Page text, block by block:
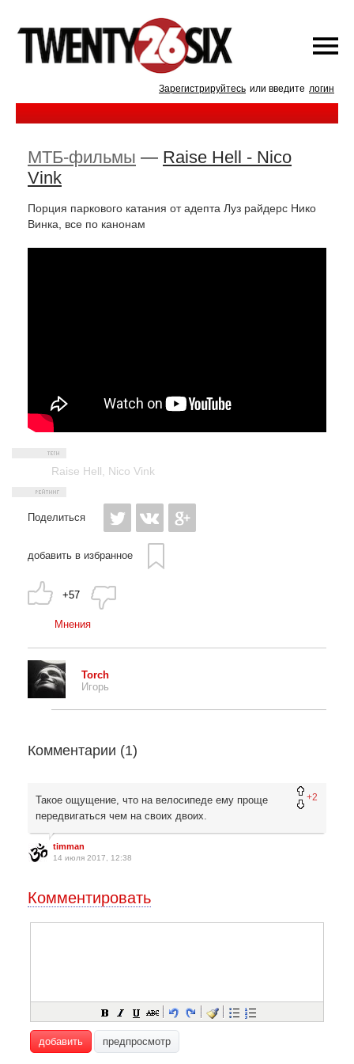
Зарегистрируйтесь или введите логин
МТБ-фильмы — Raise Hell - Nico
Vink
Порция паркового катания от адепта Луз райдерс Нико
Винка, все по канонам
Raise Hell Nico Vink
Поделиться
добавить в избранное
+57
Мнения
Torch
Игорь
Комментарии (1)
+2
Такое ощущение, что на велосипеде ему проще
передвигаться чем на своих двоих.
timman
14 июля 2017, 12:38
Комментировать
добавить предпросмотр